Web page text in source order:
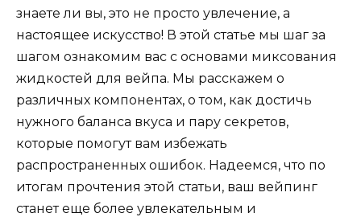
знаете ли вы, это не просто увлечение, а
настоящее искусство! В этой статье мы шаг за
шагом ознакомим вас с основами миксования
жидкостей для вейпа. Мы расскажем о
различных компонентах, о том, как достичь
нужного баланса вкуса и пару секретов,
которые помогут вам избежать
распространенных ошибок. Надеемся, что по
итогам прочтения этой статьи, ваш вейпинг
станет еще более увлекательным и